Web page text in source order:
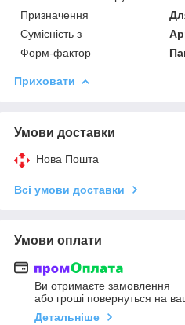
Призначення
Сумісність з
Форм-фактор
Приховати
Умови доставки
Нова Пошта
Всі умови доставки
Умови оплати
Ви отримаєте замовлення
або гроші повернуться на
Детальніше